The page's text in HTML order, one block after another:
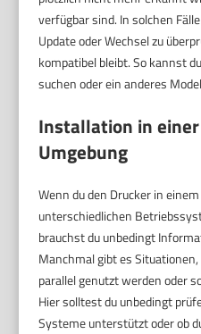
verfügbar sind. In solchen
Update oder Wechsel zu
kompatibel bleibt. So kannst
suchen oder ein anderes
Installation in
Umgebung
Wenn du den Drucker in
unterschiedlichen
brauchst du unbedingt
Manchmal gibt es
parallel genutzt werden oder
Hier solltest du unbedingt
Systeme unterstützt oder ob